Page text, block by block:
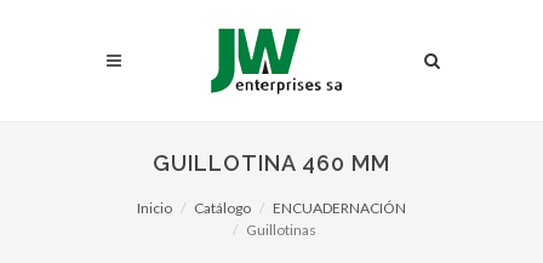
GUILLOTINA 460 MM
Inicio Catálogo
ENCUADERNACIÓN
Guillotinas